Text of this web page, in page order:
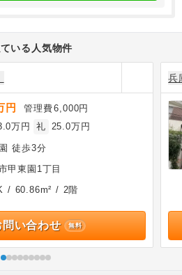
いる人気物件
円 管理費6,000円
万円 礼 25.0万円
徒歩3分
甲東園1丁目
/ 60.86m² / 2階
い合わせ 無料
兵